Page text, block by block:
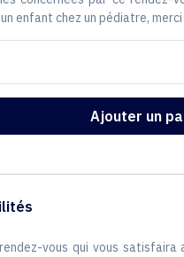
enfant chez un pédiatre,
Ajouter un
vous qui vous